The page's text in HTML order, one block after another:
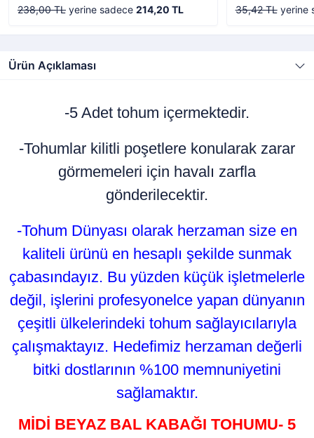
238,00 TL yerine sadece 214,20 TL 35,42 TLyerine
Ürün Açıklaması
-5 Adet tohum içermektedir.
-Tohumlar kilitli poşetlere konularak zarar
görmemeleri için havalı zarfla
gönderilecektir.
-Tohum Dünyası olarak herzaman size en
kaliteli ürünü en hesaplı şekilde sunmak
çabasındayız. Bu yüzden küçük işletmelerle
değil, işlerini profesyonelce yapan dünyanın
çeşitli ülkelerindeki tohum sağlayıcılarıyla
çalışmaktayız. Hedefimiz herzaman değerli
bitki dostlarının %100 memnuniyetini
sağlamaktır.
MİDİ BEYAZ BAL KABAĞI TOHUMU- 5